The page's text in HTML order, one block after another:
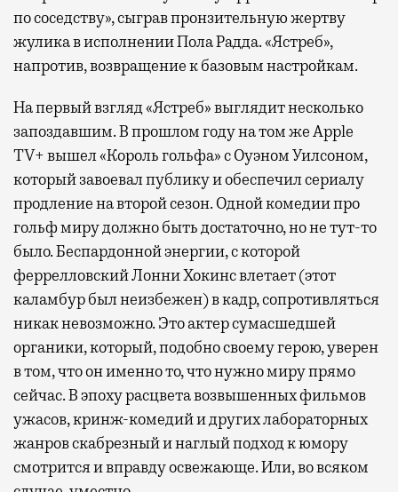
по соседству», сыграв пронзительную жертву
жулика в исполнении Пола Радда. «Ястреб»,
напротив, возвращение к базовым настройкам.
На первый взгляд «Ястреб» выглядит несколько
запоздавшим. В прошлом году на том же Apple
TV+ вышел «Король гольфа» с Оуэном Уилсоном,
который завоевал публику и обеспечил сериалу
продление на второй сезон. Одной комедии про
гольф миру должно быть достаточно, но не тут-то
было. Беспардонной энергии, с которой
феррелловский Лонни Хокинс влетает (этот
каламбур был неизбежен) в кадр, сопротивляться
никак невозможно. Это актер сумасшедшей
органики, который, подобно своему герою, уверен
в том, что он именно то, что нужно миру прямо
сейчас. В эпоху расцвета возвышенных фильмов
ужасов, кринж-комедий и других лабораторных
жанров скабрезный и наглый подход к юмору
смотрится и вправду освежающе. Или, во всяком